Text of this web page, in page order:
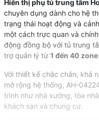
Hiển thị phụ tủ trung tâm
chuyên dụng dành cho hệ
trạng thái hoạt động và
một cách trực quan và
động đồng bộ với tủ trung
trợ quản lý từ 1 đến 40 zone
Với thiết kế chắc chắn, khả
mở rộng hệ thống, AH-
trình như nhà xưởng, tòa
khách sạn và chung cư.